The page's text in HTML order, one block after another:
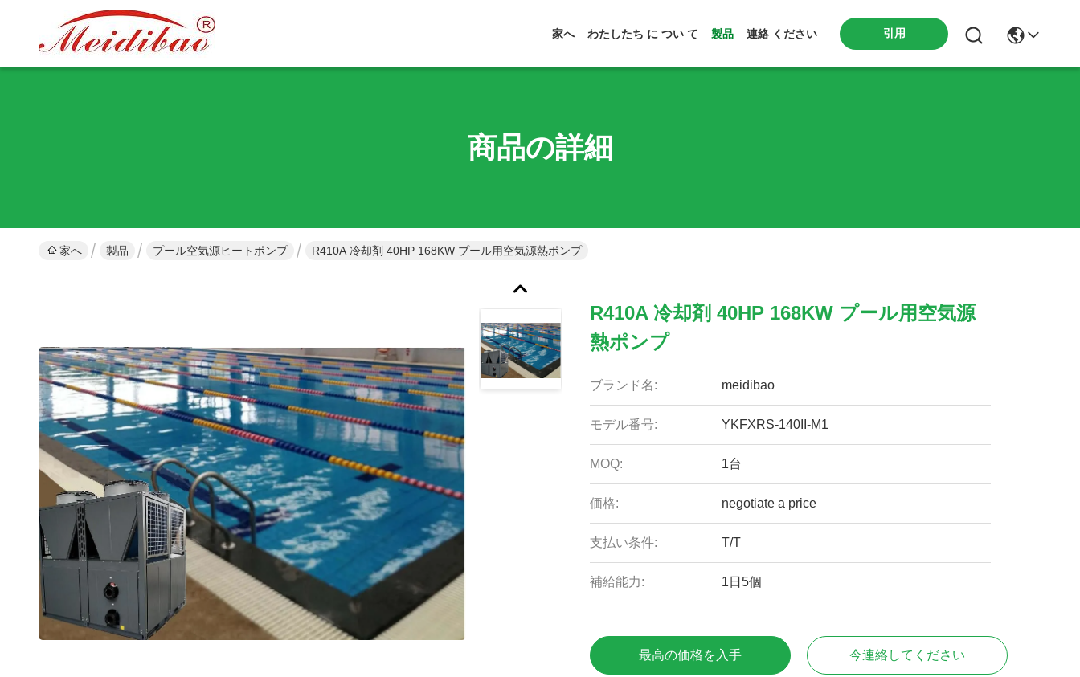
家へ わたしたち に つい て 製品 連絡 ください 引用
商品の詳細
家へ 製品 プール空気源ヒートポンプ R410A 冷却剤 40HP 168KW プール用空気源熱ポンプ
R410A 冷却剤 40HP 168KW プール用空気源
熱ポンプ
ブランド名: meidibao
モデル番号: YKFXRS-140II-M1
MOQ: 1台
価格: negotiate a price
支払い条件: T/T
補給能力: 1日5個
最高の価格を入手 今連絡してください